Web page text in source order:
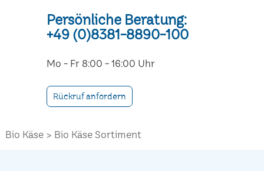
Persönliche Beratung:
+49 (0)8381-8890-100
Mo - Fr 8:00 - 16:00 Uhr
Rückruf anfordern
Bio Käse Bio Käse Sortiment